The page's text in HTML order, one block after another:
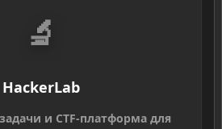
🔬
HackerLab
и CTF-платформа для